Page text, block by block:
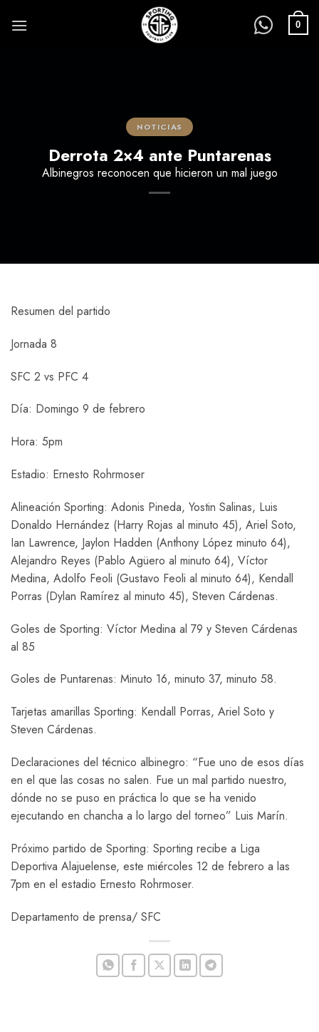
0
NOTICIAS
Derrota 2×4 ante Puntarenas
Albinegros reconocen que hicieron un mal juego
Resumen del partido
Jornada 8
SFC 2 vs PFC 4
Día: Domingo 9 de febrero
Hora: 5pm
Estadio: Ernesto Rohrmoser
Alineación Sporting: Adonis Pineda, Yostin Salinas, Luis
Donaldo Hernández (Harry Rojas al minuto 45), Ariel Soto,
Ian Lawrence, Jaylon Hadden (Anthony López minuto 64),
Alejandro Reyes (Pablo Agüero al minuto 64), Víctor
Medina, Adolfo Feoli (Gustavo Feoli al minuto 64), Kendall
Porras (Dylan Ramírez al minuto 45), Steven Cárdenas.
Goles de Sporting: Víctor Medina al 79 y Steven Cárdenas
al 85
Goles de Puntarenas: Minuto 16, minuto 37, minuto 58.
Tarjetas amarillas Sporting: Kendall Porras, Ariel Soto y
Steven Cárdenas.
Declaraciones del técnico albinegro: “Fue uno de esos días
en el que las cosas no salen. Fue un mal partido nuestro,
dónde no se puso en práctica lo que se ha venido
ejecutando en chancha a lo largo del torneo” Luis Marín.
Próximo partido de Sporting: Sporting recibe a Liga
Deportiva Alajuelense, este miércoles 12 de febrero a las
7pm en el estadio Ernesto Rohrmoser.
Departamento de prensa/ SFC